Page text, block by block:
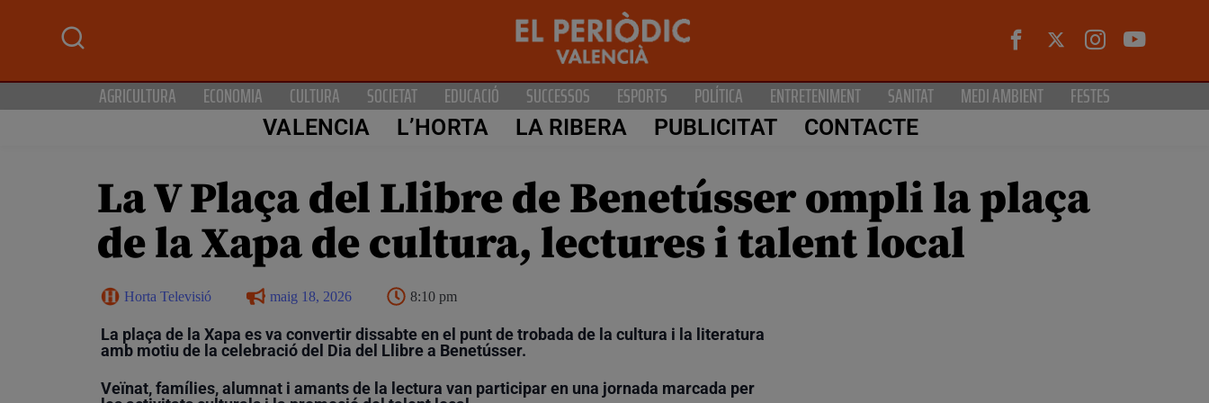
AGRICULTURA ECONOMIA CULTURA SOCIETAT EDUCACIÓ SUCCESSOS ESPORTS POLÍTICA ENTRETENIMENT SANITAT MEDI AMBIENT FESTES
VALENCIA L’HORTA LA RIBERA PUBLICITAT CONTACTE
La V Plaça del Llibre de Benetússer ompli la plaça
de la Xapa de cultura, lectures i talent local
Horta Televisió maig 18, 2026 8:10 pm
La plaça de la Xapa es va convertir dissabte en el punt de trobada de la cultura i la literatura
amb motiu de la celebració del Dia del Llibre a Benetússer.
Veïnat, famílies, alumnat i amants de la lectura van participar en una jornada marcada per